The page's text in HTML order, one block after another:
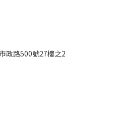
政路500號27樓之2